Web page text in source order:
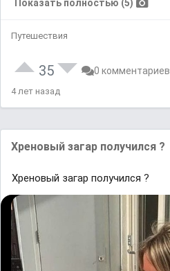
Показать полностью (5)
Путешествия
35 0 комментариев
4 лет назад
Хреновый загар получился ?
Хреновый загар получился ?